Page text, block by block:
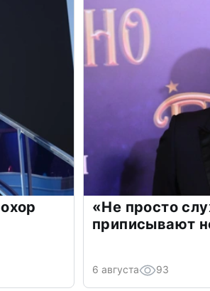
«Не просто
приписывают
6 августа 93